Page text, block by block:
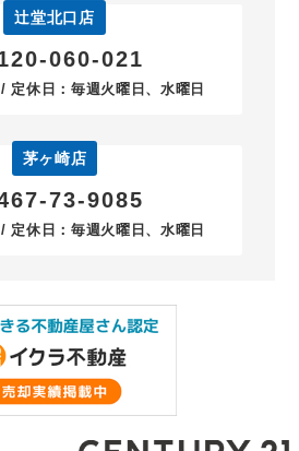
辻堂北口店
060-021
定休日：毎週火曜日、水曜日
茅ヶ崎店
73-9085
定休日：毎週火曜日、水曜日